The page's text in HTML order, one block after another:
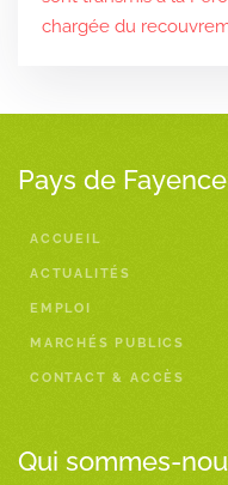
chargée du
Pays de Fayence
ACCUEIL
ACTUALITÉS
EMPLOI
MARCHÉS PUBLICS
CONTACT & ACCÈS
Qui sommes-